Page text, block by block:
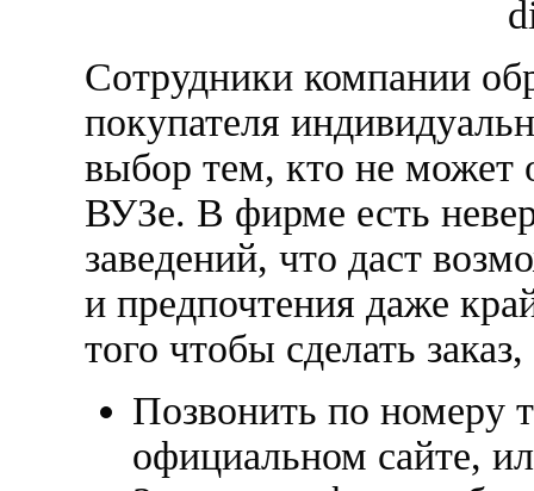
Сотрудники компании
покупателя
выбор тем, кто не может
ВУЗе. В фирме есть
заведений, что даст
и предпочтения даже
того чтобы сделать
Позвонить по номеру
официальном сайте,